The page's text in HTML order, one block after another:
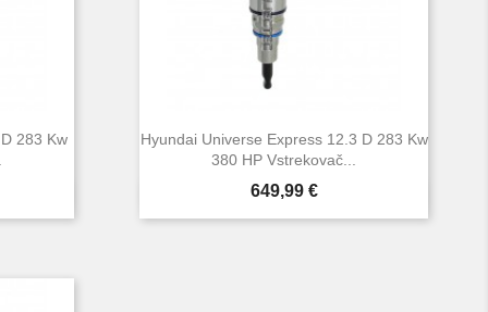
283 Kw
Hyundai Universe Express 12.3 D 283 Kw
380 HP Vstrekovač...
Cena
649,99 €
Rýchly náhľad